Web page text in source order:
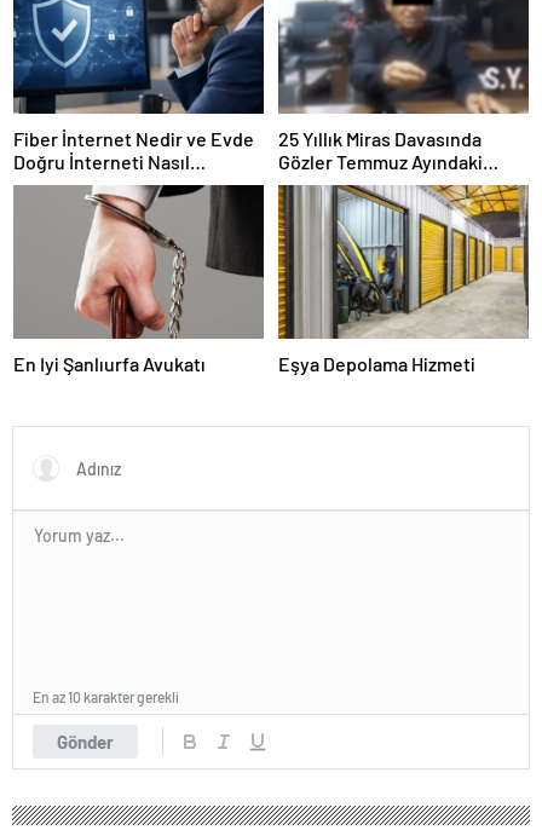
Fiber İnternet Nedir ve Evde
Doğru İnterneti Nasıl
Seçersiniz
25 Yıllık Miras Davasında
Gözler Temmuz Ayındaki
Karar Duruşmasına Çevrildi
En Iyi Şanlıurfa Avukatı Eşya Depolama Hizmeti
Gönder
En az 10 karakter gerekli